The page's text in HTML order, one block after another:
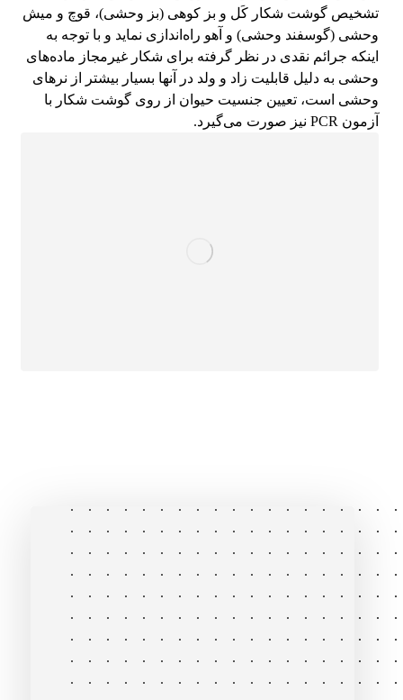
تشخیص گوشت شکار کَل و بز کوهی (بز وحشی)، قوچ و میش
وحشی (گوسفند وحشی) و آهو راه‌اندازی نماید و با توجه به
اینکه جرائم نقدی در نظر گرفته برای شکار غیرمجاز ماده‌های
وحشی به دلیل قابلیت زاد و ولد در آنها بسیار بیشتر از نرهای
وحشی است، تعیین جنسیت حیوان از روی گوشت شکار با
آزمون PCR نیز صورت می‌گیرد.